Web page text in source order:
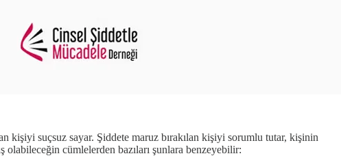
kişiyi suçsuz sayar. Şiddete maruz bırakılan kişiyi sorumlu tutar, kişinin
olabileceğin cümlelerden bazıları şunlara benzeyebilir: